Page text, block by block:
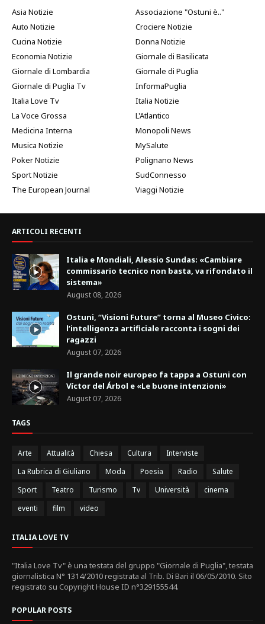
Asia Notizie
Associazione "Ostuni è.."
Auto Notizie
Crociere Notizie
Cucina Notizie
Donna Notizie
Economia Notizie
Giornale di Basilicata
Giornale di Lombardia
Giornale di Puglia
Giornale di Puglia Tv
InformaPuglia
Italia Love Tv
Italia Notizie
La Voce Grossa
L'Atlantico
Medicina Interna
Monopoli News
Musica Notizie
MySalute
Poker Notizie
Polignano News
Sport Notizie
SudConnesso
The European Journal
Viaggi Notizie
ARTICOLI RECENTI
Italia e Mondiali, Alessio Sundas: «Cambiare
commissario tecnico non basta, va rifondato il
sistema»
August 08, 2026
Ostuni, “Visioni Future” torna al Museo Civico:
l’intelligenza artificiale racconta i sogni dei
ragazzi
August 07, 2026
Il grande noir europeo fa tappa a Ostuni con
Víctor del Árbol e «Le buone intenzioni»
August 07, 2026
TAGS
Arte Attualità Chiesa Cultura
Interviste
La Rubrica di Giuliano
Moda Poesia Radio
Salute
Sport
Teatro Turismo Tv Università
cinema
eventi
film video
ITALIA LOVE TV
"Italia Love Tv" è una testata del gruppo "Giornale di Puglia", testata
giornalistica N° 1314/2010 registrata al Trib. Di Bari il 06/05/2010. Sito
registrato su Copyright House ID n°329155544.
POPULAR POSTS